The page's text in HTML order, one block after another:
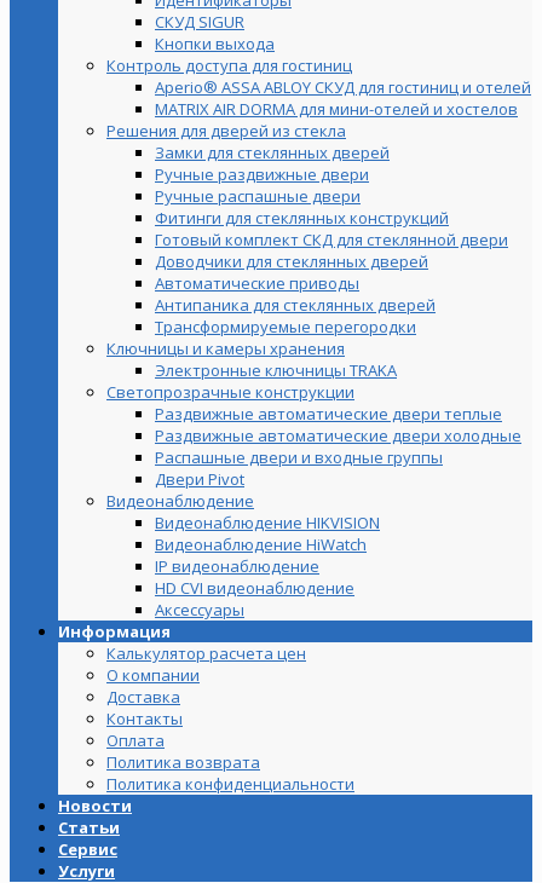
СКУД SIGUR
Кнопки выхода
Контроль доступа для гостиниц
Aperio® ASSA ABLOY СКУД для гостиниц и отелей
MATRIX AIR DORMA для мини-отелей и хостелов
Решения для дверей из стекла
Замки для стеклянных дверей
Ручные раздвижные двери
Ручные распашные двери
Фитинги для стеклянных конструкций
Готовый комплект СКД для стеклянной двери
Доводчики для стеклянных дверей
Автоматические приводы
Антипаника для стеклянных дверей
Трансформируемые перегородки
Ключницы и камеры хранения
Электронные ключницы TRAKA
Светопрозрачные конструкции
Раздвижные автоматические двери теплые
Раздвижные автоматические двери холодные
Распашные двери и входные группы
Двери Pivot
Видеонаблюдение
Видеонаблюдение HIKVISION
Видеонаблюдение HiWatch
IP видеонаблюдение
HD CVI видеонаблюдение
Аксессуары
Информация
Калькулятор расчета цен
О компании
Доставка
Контакты
Оплата
Политика возврата
Политика конфиденциальности
Новости
Статьи
Сервис
Услуги